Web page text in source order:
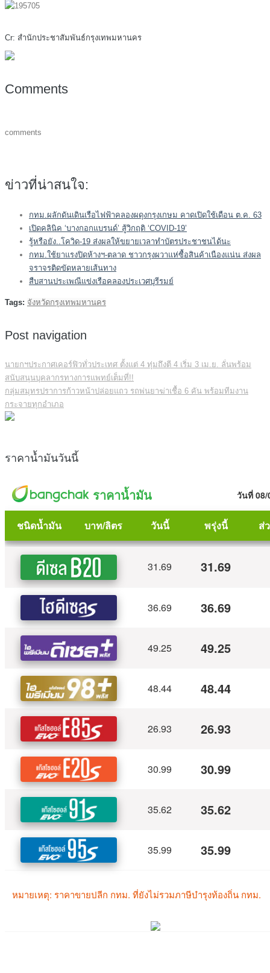
Cr: สำนักประชาสัมพันธ์กรุงเทพมหานคร
Comments
comments
ข่าวที่น่าสนใจ:
กทม.ผลักดันเดินเรือไฟฟ้าคลองผดุงกรุงเกษม คาดเปิดใช้เดือน ต.ค. 63
เปิดคลินิค ‘บางกอกแบรนด์’ สู้วิกฤติ ‘COVID-19’
รู้หรือยัง..โควิด-19 ส่งผลให้ขยายเวลาทำบัตรประชาชนได้นะ
กทม.ใช้ยาแรงปิดห้างฯ-ตลาด ชาวกรุงผวาแห่ซื้อสินค้าเนืองแน่น ส่งผล
จราจรติดขัดหลายเส้นทาง
สืบสานประเพณีแข่งเรือคลองประเวศบุรีรมย์
Tags: จังหวัดกรุงเทพมหานคร
Post navigation
นายกฯประกาศเคอร์ฟิวทั่วประเทศ ตั้งแต่ 4 ทุ่มถึงตี 4 เริ่ม 3 เม.ย. ลั่นพร้อม
สนับสนุนบุคลากรทางการแพทย์เต็มที่!!
กลุ่มสมุทรปราการก้าวหน้าปล่อยแถว รถพ่นยาฆ่าเชื้อ 6 คัน พร้อมทีมงาน
กระจายทุกอำเภอ
ราคาน้ำมันวันนี้